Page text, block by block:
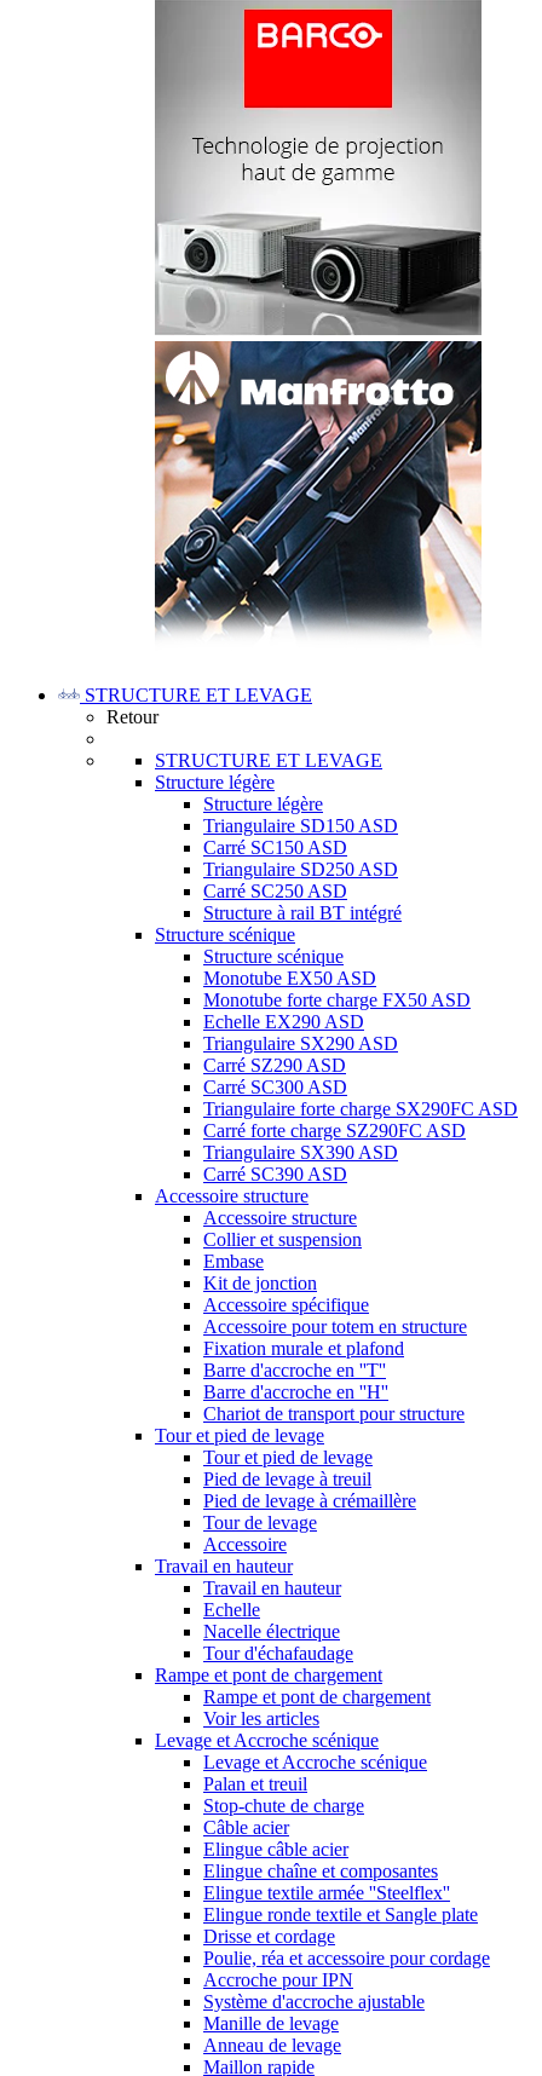
STRUCTURE ET LEVAGE
Retour
STRUCTURE ET LEVAGE
Structure légère
Structure légère
Triangulaire SD150 ASD
Carré SC150 ASD
Triangulaire SD250 ASD
Carré SC250 ASD
Structure à rail BT intégré
Structure scénique
Structure scénique
Monotube EX50 ASD
Monotube forte charge FX50 ASD
Echelle EX290 ASD
Triangulaire SX290 ASD
Carré SZ290 ASD
Carré SC300 ASD
Triangulaire forte charge SX290FC ASD
Carré forte charge SZ290FC ASD
Triangulaire SX390 ASD
Carré SC390 ASD
Accessoire structure
Accessoire structure
Collier et suspension
Embase
Kit de jonction
Accessoire spécifique
Accessoire pour totem en structure
Fixation murale et plafond
Barre d'accroche en ''T''
Barre d'accroche en ''H''
Chariot de transport pour structure
Tour et pied de levage
Tour et pied de levage
Pied de levage à treuil
Pied de levage à crémaillère
Tour de levage
Accessoire
Travail en hauteur
Travail en hauteur
Echelle
Nacelle électrique
Tour d'échafaudage
Rampe et pont de chargement
Rampe et pont de chargement
Voir les articles
Levage et Accroche scénique
Levage et Accroche scénique
Palan et treuil
Stop-chute de charge
Câble acier
Elingue câble acier
Elingue chaîne et composantes
Elingue textile armée ''Steelflex''
Elingue ronde textile et Sangle plate
Drisse et cordage
Poulie, réa et accessoire pour cordage
Accroche pour IPN
Système d'accroche ajustable
Manille de levage
Anneau de levage
Maillon rapide